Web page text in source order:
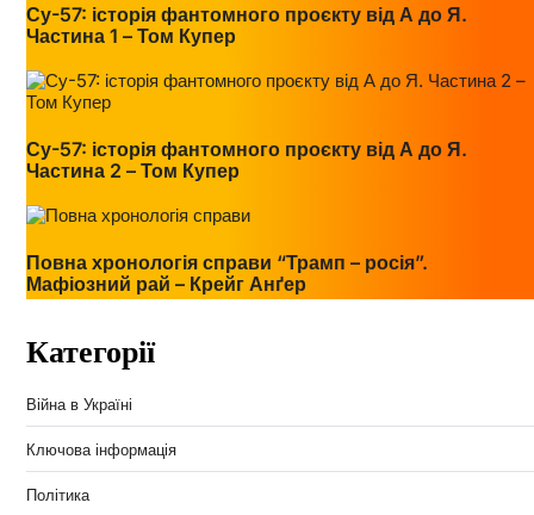
Су-57: історія фантомного проєкту від А до Я.
Частина 1 – Том Купер
Су-57: історія фантомного проєкту від А до Я.
Частина 2 – Том Купер
Повна хронологія справи “Трамп – росія”.
Мафіозний рай – Крейг Анґер
Категорії
Війна в Україні
Ключова інформація
Політика